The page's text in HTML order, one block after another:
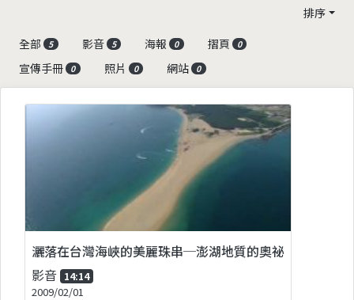
排序
全部
5 影音 5 海報 0 摺頁 0
宣傳手冊 0 照片 0 網站 0
灑落在台灣海峽的美麗珠串─澎湖地質的奧祕
影音 14:14
2009/02/01